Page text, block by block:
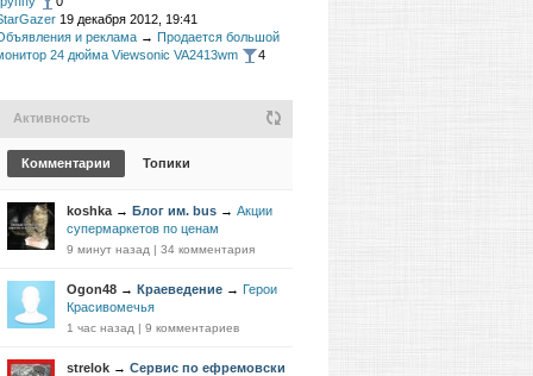
19 декабря 2012, 19:41
и реклама → Продается большой
24 дюйма Viewsonic VA2413wm
4
Активность
Комментарии Топики
koshka → Блог им. bus → Акции
супермаркетов по ценам
9 минут назад | 34 комментария
Ogon48 → Краеведение → Герои
Красивомечья
1 час назад | 9 комментариев
strelok → Сервис по ефремовски